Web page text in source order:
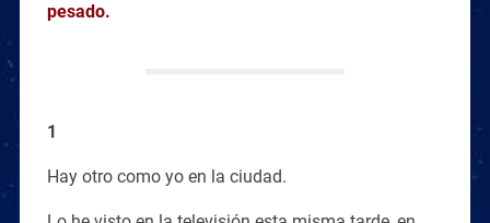
pesado.
1
Hay otro como yo en la ciudad.